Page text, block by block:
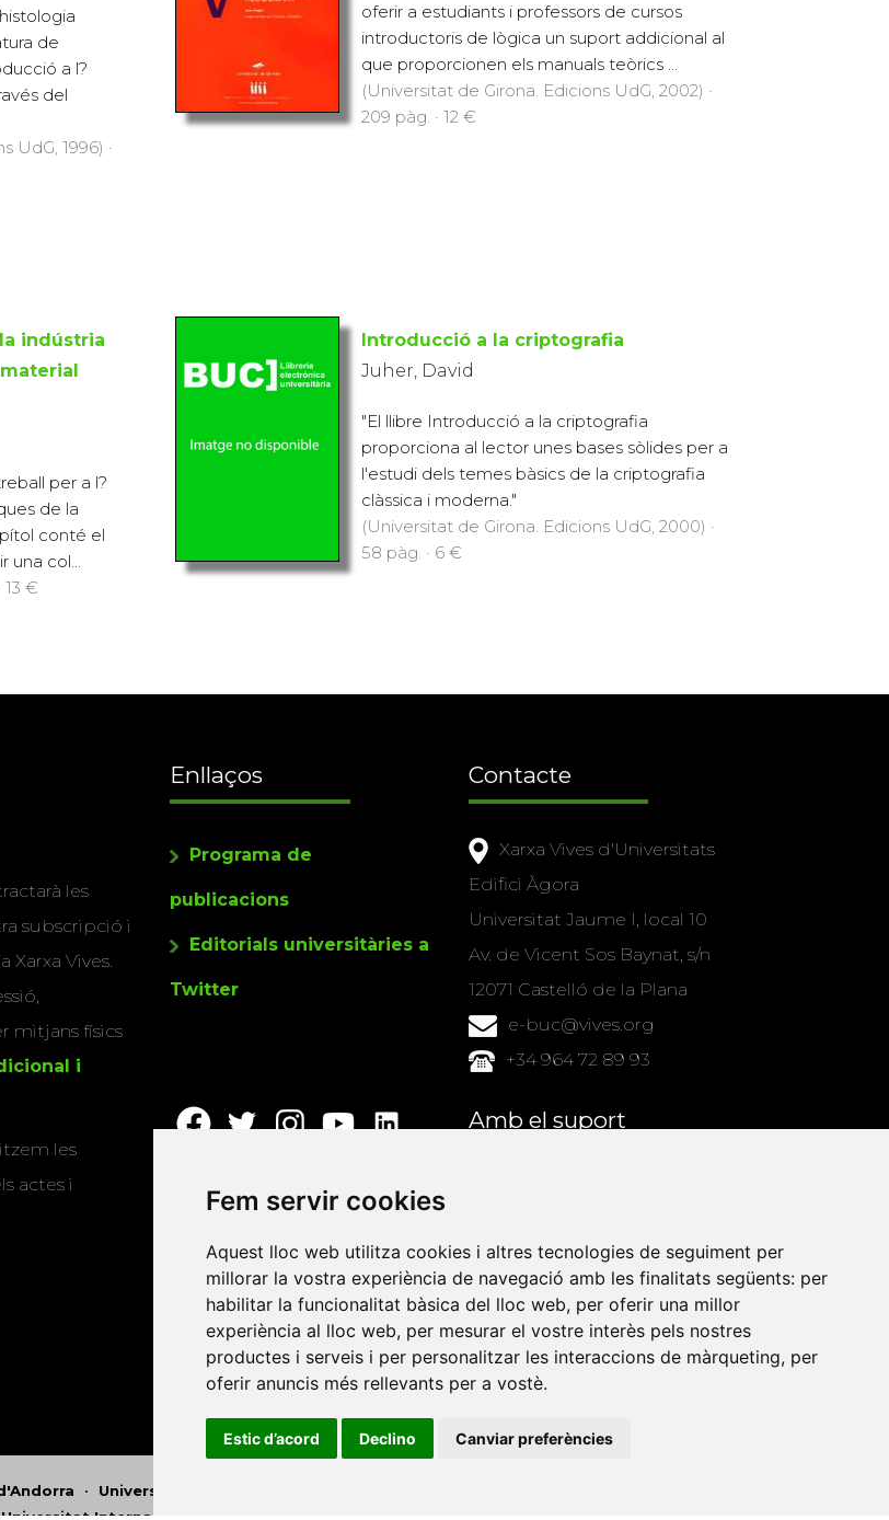
Fem servir cookies
Aquest lloc web utilitza cookies i altres tecnologies de seguiment per
millorar la vostra experiència de navegació amb les finalitats següents: per
habilitar la funcionalitat bàsica del lloc web, per oferir una millor
experiència al lloc web, per mesurar el vostre interès pels nostres
productes i serveis i per personalitzar les interaccions de màrqueting, per
oferir anuncis més rellevants per a vostè.
Estic d’acord Declino Canviar preferències
de
a l?
del
UdG, 1996) ·
oferir a estudiants i professors de cursos
introductoris de lògica un suport addicional al
que proporcionen els manuals teòrics ...
(Universitat de Girona. Edicions UdG, 2002) ·
209 pàg. · 12 €
indústria
per a l?
de la
conté el
una col...
13 €
Introducció a la criptografia
Juher, David
"El llibre Introducció a la criptografia
proporciona al lector unes bases sòlides per a
l'estudi dels temes bàsics de la criptografia
clàssica i moderna."
(Universitat de Girona. Edicions UdG, 2000) ·
58 pàg. · 6 €
les
subscripció i
Vives.
mitjans físics
i
les
actes i
Enllaços
Programa de
publicacions
Editorials universitàries a
Twitter
Contacte
Xarxa Vives d'Universitats
Edifici Àgora
Universitat Jaume I, local 10
Av. de Vicent Sos Baynat, s/n
12071 Castelló de la Plana
e-buc@vives.org
+34 964 72 89 93
Amb el suport
• Universitat Autònoma de Barcelona